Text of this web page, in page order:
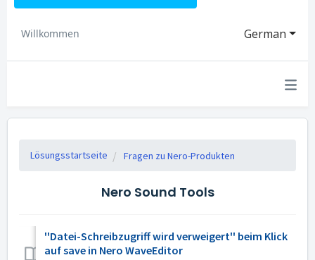
German
Willkommen
Lösungsstartseite Fragen zu Nero-Produkten
Nero Sound Tools
''Datei-Schreibzugriff wird verweigert'' beim Klick
auf save in Nero WaveEditor